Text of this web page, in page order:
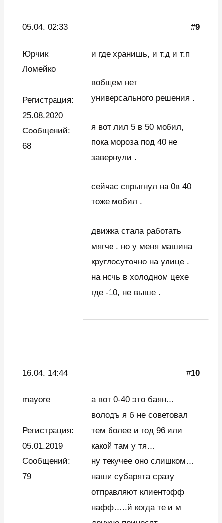
05.04. 02:33 #9
Юрчик
Ломейко
Регистрация:
25.08.2020
Сообщений:
68
и где хранишь, и т.д и т.п
вобщем нет
универсального решения .
я вот лил 5 в 50 мобил,
пока мороза под 40 не
завернули .
сейчас спрыгнул на 0в 40
тоже мобил .
движка стала работать
мягче . но у меня машина
круглосуточно на улице .
на ночь в холодном цехе
где -10, не выше .
16.04. 14:44 #10
mayore
Регистрация:
05.01.2019
Сообщений:
79
а вот 0-40 это баян…
володъ я б не советовал
тем более и год 96 или
какой там у тя…
ну текучее оно слишком…
наши субарята сразу
отправляют клиентофф
нафф…..й когда те и м